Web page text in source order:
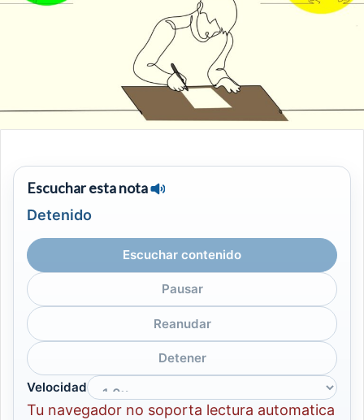
Escuchar esta nota
Detenido
Escuchar contenido
Pausar
Reanudar
Detener
Velocidad
Tu navegador no soporta lectura automatica